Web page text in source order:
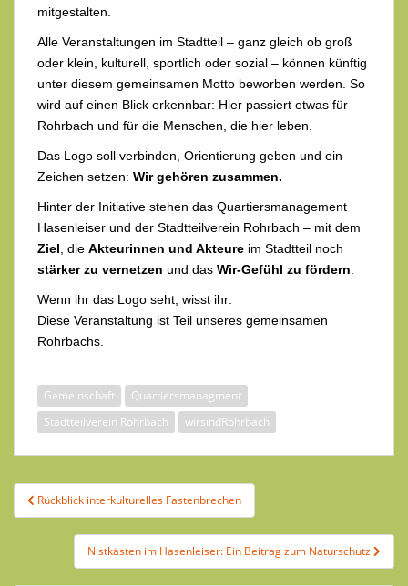
mitgestalten.
Alle Veranstaltungen im Stadtteil – ganz gleich ob groß
oder klein, kulturell, sportlich oder sozial – können künftig
unter diesem gemeinsamen Motto beworben werden. So
wird auf einen Blick erkennbar: Hier passiert etwas für
Rohrbach und für die Menschen, die hier leben.
Das Logo soll verbinden, Orientierung geben und ein
Zeichen setzen: Wir gehören zusammen.
Hinter der Initiative stehen das Quartiersmanagement
Hasenleiser und der Stadtteilverein Rohrbach – mit dem
Ziel , die Akteurinnen und Akteure im Stadtteil noch
stärker zu vernetzen und das Wir-Gefühl zu fördern
Wenn ihr das Logo seht, wisst ihr:
Diese Veranstaltung ist Teil unseres gemeinsamen
Rohrbachs.
Gemeinschaft
Quartiersmanagment
Stadtteilverein Rohrbach
wirsindRohrbach
Beitragsnavigation
Rückblick interkulturelles Fastenbrechen
Nistkästen im Hasenleiser: Ein Beitrag zum Naturschutz